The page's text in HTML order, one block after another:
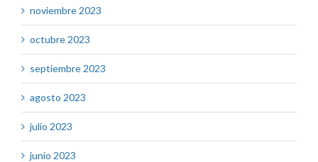
noviembre 2023
octubre 2023
septiembre 2023
agosto 2023
julio 2023
junio 2023